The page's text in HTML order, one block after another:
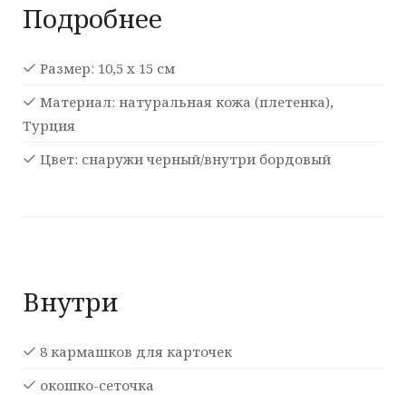
Подробнее
Размер: 10,5 х 15 см
Материал: натуральная кожа (плетенка),
Турция
Цвет: снаружи черный/внутри бордовый
Внутри
8 кармашков для карточек
окошко-сеточка